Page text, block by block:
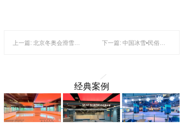
上一篇: 北京冬奥会滑雪医生 如今继续服务北京冰雪事业发展 下一篇: 中国冰雪•民俗文化与产业发展大会主题论坛在黑龙江召开
经典案例